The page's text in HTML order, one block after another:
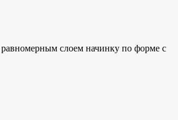
слоем начинку по форме с